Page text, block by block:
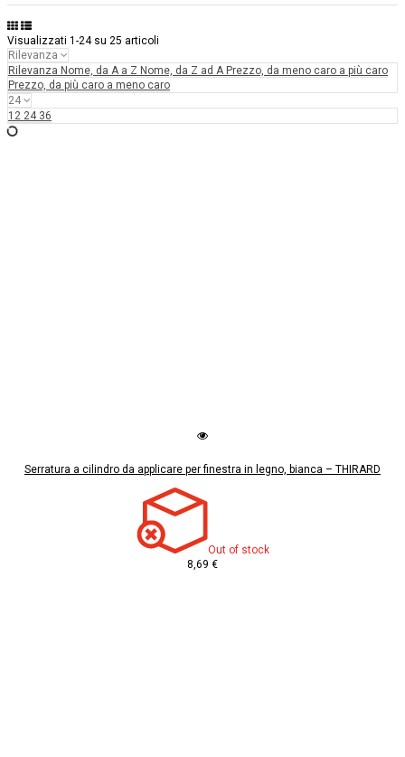
Visualizzati 1-24 su 25 articoli
Rilevanza
Rilevanza Nome, da A a Z Nome, da Z ad A Prezzo, da meno caro a più caro
Prezzo, da più caro a meno caro
24
12 24 36
Serratura a cilindro da applicare per finestra in legno, bianca – THIRARD
Out of stock
8,69 €